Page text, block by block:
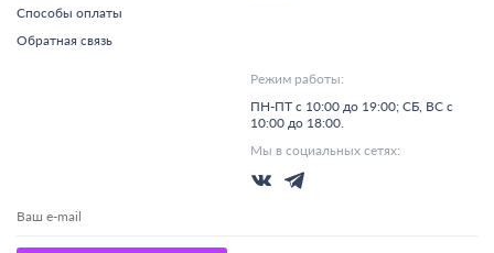
Способы оплаты
Обратная связь
Режим работы:
ПН-ПТ с 10:00 до 19:00; СБ, ВС с
10:00 до 18:00.
Мы в социальных сетях: